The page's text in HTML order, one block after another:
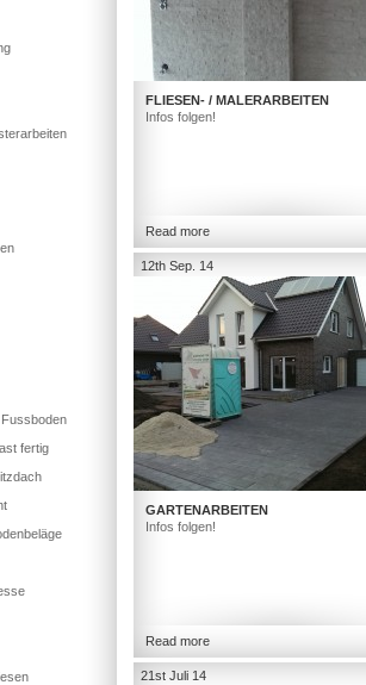
FLIESEN- / MALERARBEITEN
Infos folgen!
Read more
12th Sep. 14
GARTENARBEITEN
Infos folgen!
Read more
21st Juli 14
fertig